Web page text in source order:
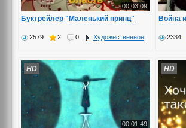
00:03:09
Буктрейлер "Маленький принц"
2579 2 0 Художественное
Война
2334
00:01:49
HD HD